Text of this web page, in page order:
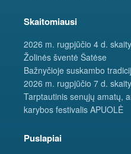
Skaitomiausi
2026 m. rugpjūčio 4 d.
Žolinės šventė Šatėse
Bažnyčioje suskambo
2026 m. rugpjūčio 7 d.
Tarptautinis senųjų amatų,
karybos festivalis APUOLĖ
Puslapiai